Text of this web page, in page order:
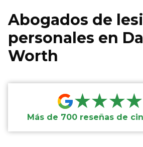
Abogados de
personales en
Worth
Más de 700 reseñas de